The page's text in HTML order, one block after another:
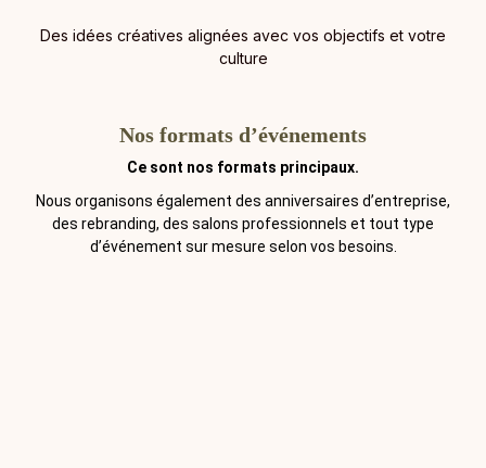
Des idées créatives alignées avec vos objectifs et votre
culture
Nos formats d’événements
Ce sont nos formats principaux.
Nous organisons également des anniversaires d’entreprise,
des rebranding, des salons professionnels et tout type
d’événement sur mesure selon vos besoins.